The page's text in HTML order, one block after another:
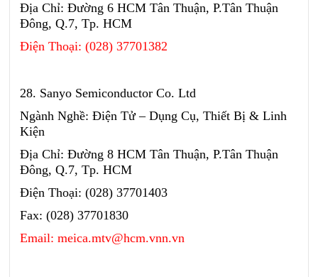
Địa Chỉ: Đường 6 HCM Tân Thuận, P.Tân Thuận
Đông, Q.7, Tp. HCM
Điện Thoại: (028) 37701382
28. Sanyo Semiconductor Co. Ltd
Ngành Nghề: Điện Tử – Dụng Cụ, Thiết Bị & Linh
Kiện
Địa Chỉ: Đường 8 HCM Tân Thuận, P.Tân Thuận
Đông, Q.7, Tp. HCM
Điện Thoại: (028) 37701403
Fax: (028) 37701830
Email: meica.mtv@hcm.vnn.vn